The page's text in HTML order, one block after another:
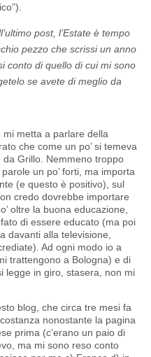
post, l’Estate è tempo
pezzo che scrissi un anno
conto di quello di cui mi sono
se avete di meglio da
metta a parlare della
che come un po’ si temeva
Grillo. Nemmeno troppo
un po’ forti, ma importa
(e questo è positivo), sul
credo dovrebbe importare
oltre la buona educazione,
di essere educato (ma poi
davanti alla televisione,
Ad ogni modo io a
trattengono a Bologna) e di
legge in giro, stasera, non mi
blog, che circa tre mesi fa
nonostante la pagina
prima (c’erano un paio di
ma mi sono reso conto